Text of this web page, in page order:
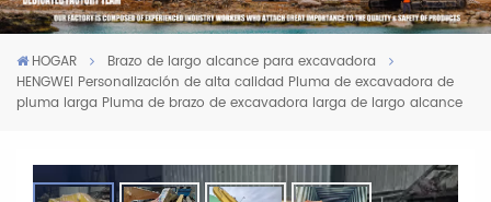
HOGAR
Brazo de largo alcance para excavadora
HENGWEI Personalización de alta calidad Pluma de excavadora de
pluma larga Pluma de brazo de excavadora larga de largo alcance